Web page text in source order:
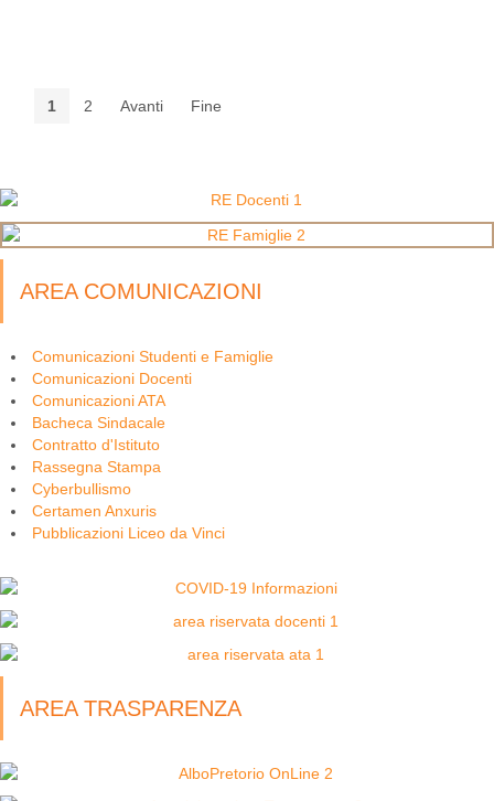
1 2 Avanti Fine
AREA COMUNICAZIONI
Comunicazioni Studenti e Famiglie
Comunicazioni Docenti
Comunicazioni ATA
Bacheca Sindacale
Contratto d'Istituto
Rassegna Stampa
Cyberbullismo
Certamen Anxuris
Pubblicazioni Liceo da Vinci
AREA TRASPARENZA